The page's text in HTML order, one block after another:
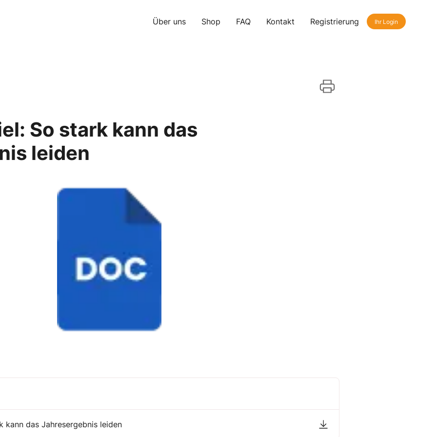
Über uns Shop FAQ Kontakt Registrierung Ihr Login
So stark kann das
leiden
kann das Jahresergebnis leiden